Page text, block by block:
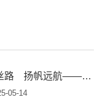
筑梦丝路 扬帆远航——学校职教出海成果展
05-14